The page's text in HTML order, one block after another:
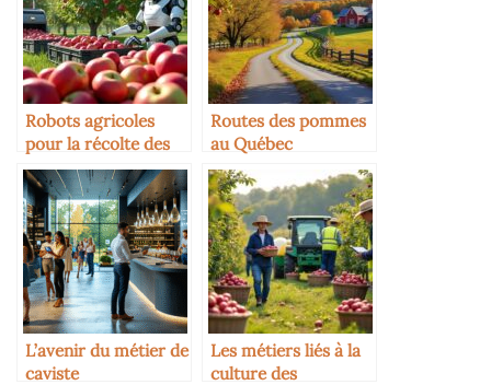
Robots agricoles
pour la récolte des
pommes
Routes des pommes
au Québec
L’avenir du métier de
caviste
Les métiers liés à la
culture des